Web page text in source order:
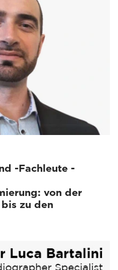
-Fachleute -
von der
zu den